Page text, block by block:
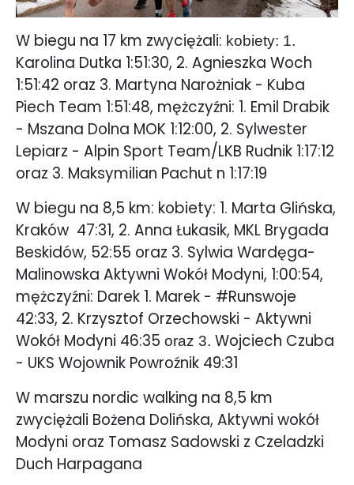
W biegu na 17 km zwyciężali: kobiety: 1.
Karolina Dutka 1:51:30, 2. Agnieszka Woch
1:51:42 oraz 3. Martyna Narożniak - Kuba
Piech Team 1:51:48, mężczyźni: 1. Emil Drabik
- Mszana Dolna MOK 1:12:00, 2. Sylwester
Lepiarz - Alpin Sport Team/LKB Rudnik 1:17:12
oraz 3. Maksymilian Pachut n 1:17:19
W biegu na 8,5 km: kobiety: 1. Marta Glińska,
Kraków 47:31, 2. Anna Łukasik, MKL Brygada
Beskidów, 52:55 oraz 3. Sylwia Wardęga-
Malinowska Aktywni Wokół Modyni, 1:00:54,
mężczyźni: Darek 1. Marek - #Runswoje
42:33, 2. Krzysztof Orzechowski - Aktywni
Wokół Modyni 46:35 oraz 3. Wojciech Czuba
- UKS Wojownik Powroźnik 49:31
W marszu nordic walking na 8,5 km
zwyciężali Bożena Dolińska, Aktywni wokół
Modyni oraz Tomasz Sadowski z Czeladzki
Duch Harpagana